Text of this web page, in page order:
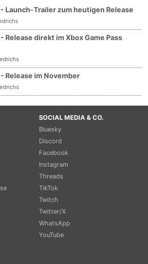
Launch-Trailer zum heutigen Release
Release direkt im Xbox Game Pass
Release im November
SOCIAL MEDIA & CO.
Bluesky
Discord
Facebook
Instagram
Threads
TikTok
Twitch
Twitter/X
WhatsApp
YouTube